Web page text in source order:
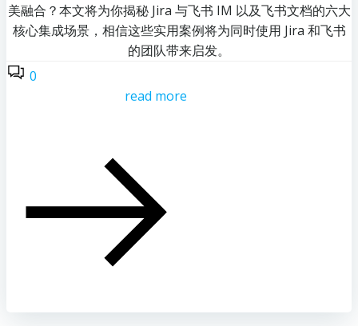
美融合？本文将为你揭秘 Jira 与飞书 IM 以及飞书文档的六大
核心集成场景，相信这些实用案例将为同时使用 Jira 和飞书
的团队带来启发。
0
read more